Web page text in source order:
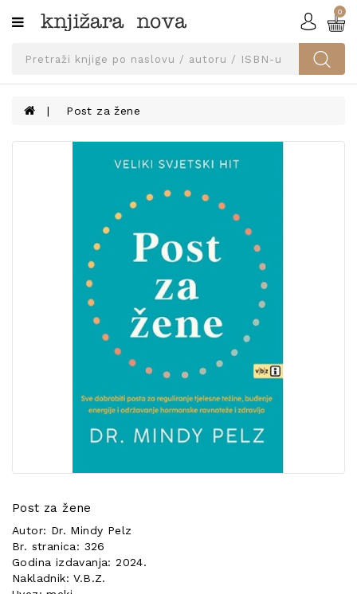
Kategorije
SVEUČILIŠNA
UDŽBENICI
KNJIGE
0
Post za žene
Post za žene
Autor: Dr. Mindy Pelz
Br. stranica: 326
Godina izdavanja: 2024.
Nakladnik: V.B.Z.